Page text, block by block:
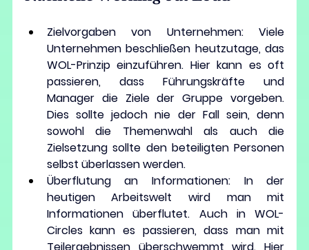
Zielvorgaben von Unternehmen: Viele
Unternehmen beschließen heutzutage, das
WOL-Prinzip einzuführen. Hier kann es oft
passieren, dass Führungskräfte und
Manager die Ziele der Gruppe vorgeben.
Dies sollte jedoch nie der Fall sein, denn
sowohl die Themenwahl als auch die
Zielsetzung sollte den beteiligten Personen
selbst überlassen werden.
Überflutung an Informationen: In der
heutigen Arbeitswelt wird man mit
Informationen überflutet. Auch in WOL-
Circles kann es passieren, dass man mit